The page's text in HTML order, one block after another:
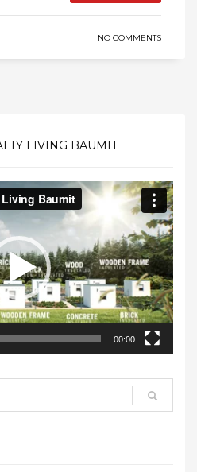
NO COMMENTS
LIVING BAUMIT
00:00